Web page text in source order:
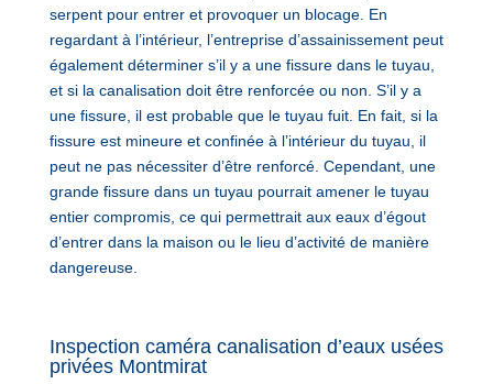
serpent pour entrer et provoquer un blocage. En
regardant à l’intérieur, l’entreprise d’assainissement peut
également déterminer s’il y a une fissure dans le tuyau,
et si la canalisation doit être renforcée ou non. S’il y a
une fissure, il est probable que le tuyau fuit. En fait, si la
fissure est mineure et confinée à l’intérieur du tuyau, il
peut ne pas nécessiter d’être renforcé. Cependant, une
grande fissure dans un tuyau pourrait amener le tuyau
entier compromis, ce qui permettrait aux eaux d’égout
d’entrer dans la maison ou le lieu d’activité de manière
dangereuse.
Inspection caméra canalisation d’eaux usées
privées Montmirat